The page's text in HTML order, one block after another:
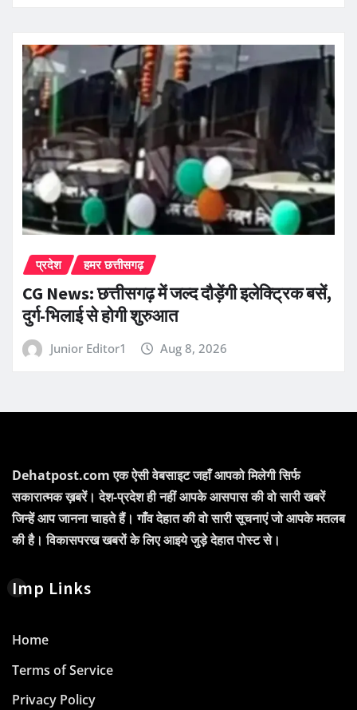
प्रदेश हमर छत्तीसगढ़
CG News: छत्तीसगढ़ में जल्द दौड़ेंगी इलेक्ट्रिक बसें,
दुर्ग-भिलाई से होगी शुरुआत
Junior Editor1 Aug 8, 2026
Dehatpost.com एक ऐसी वेबसाइट जहाँ आपको मिलेगी सिर्फ
सकारात्मक ख़बरें। देश-प्रदेश ही नहीं आपके आसपास की वो सारी खबरें
जिन्हें आप जानना चाहते हैं। गाँव देहात की वो सारी सूचनाएं जो आपके मतलब
की है। विकासपरख खबरों के लिए आइये जुड़े देहात पोस्ट से।
Imp Links
Home
Terms of Service
Privacy Policy